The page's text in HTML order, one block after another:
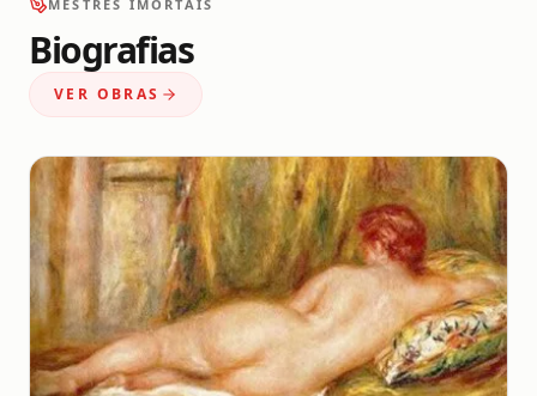
MESTRES IMORTAIS
Biografias
VER OBRAS